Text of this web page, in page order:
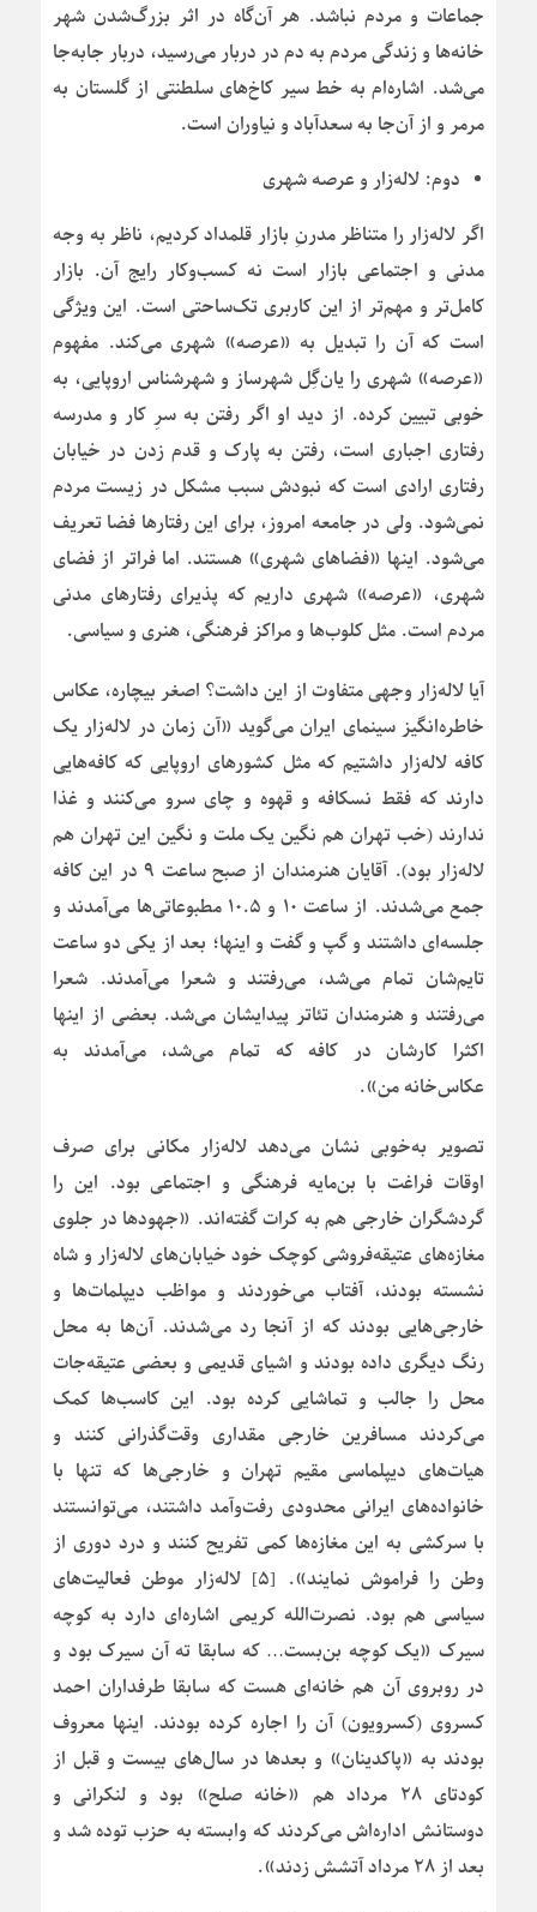
جماعات و مردم نباشد. هر آن‌گاه در اثر بزرگ‌شدن شهر
خانه‌ها و زندگی مردم به دم در دربار می‌رسید، دربار جابه‌جا
می‌شد. اشاره‌ام به خط سیر کاخ‌های سلطنتی از گلستان به
مرمر و از آن‌جا به سعدآباد و نیاوران است.
دوم: لاله‌زار و عرصه شهری
اگر لاله‌زار را متناظر مدرنِ بازار قلمداد کردیم، ناظر به وجه
مدنی و اجتماعی بازار است نه کسب‌وکار رایج آن. بازار
کامل‌تر و مهم‌تر از این کاربری تک‌ساحتی است. این ویژگی
است که آن را تبدیل به «عرصه» شهری می‌کند. مفهوم
«عرصه» شهری را یان‌گِل شهرساز و شهرشناس اروپایی، به
خوبی تبیین کرده. از دید او اگر رفتن به سرِ کار و مدرسه
رفتاری اجباری است، رفتن به پارک و قدم زدن در خیابان
رفتاری ارادی است که نبودش سبب مشکل در زیست مردم
نمی‌شود. ولی در جامعه امروز، برای این رفتارها فضا تعریف
می‌شود. اینها «فضاهای شهری» هستند. اما فراتر از فضای
شهری، «عرصه» شهری داریم که پذیرای رفتارهای مدنی
مردم است. مثل کلوب‌ها و مراکز فرهنگی، هنری و سیاسی.
آیا لاله‌زار وجهی متفاوت از این داشت؟ اصغر بیچاره، عکاس
خاطره‌انگیز سینمای ایران می‌گوید «آن زمان در لاله‌زار یک
کافه لاله‌زار داشتیم که مثل کشورهای اروپایی که کافه‌هایی
دارند که فقط نسکافه و قهوه و چای سرو می‌کنند و غذا
ندارند (خب تهران هم نگین یک ملت و نگین این تهران هم
لاله‌زار بود). آقایان هنرمندان از صبح ساعت ۹ در این کافه
جمع می‌شدند. از ساعت ۱۰ و ۱۰.۵ مطبوعاتی‌ها می‌آمدند و
جلسه‌ای داشتند و گپ و گفت و اینها؛ بعد از یکی دو ساعت
تایم‌شان تمام می‌شد، می‌رفتند و شعرا می‌آمدند. شعرا
می‌رفتند و هنرمندان تئاتر پیدایشان می‌شد. بعضی از اینها
اکثرا کارشان در کافه که تمام می‌شد، می‌آمدند به
عکاس‌خانه من».
تصویر به‌خوبی نشان می‌دهد لاله‌زار مکانی برای صرف
اوقات فراغت با بن‌مایه فرهنگی و اجتماعی بود. این را
گردشگران خارجی هم به کرات گفته‌اند. «جهودها در جلوی
مغازه‌های عتیقه‌فروشی کوچک خود خیابان‌های لاله‌زار و شاه
نشسته بودند، آفتاب می‌خوردند و مواظب دیپلمات‌ها و
خارجی‌هایی بودند که از آنجا رد می‌شدند. آن‌ها به محل
رنگ دیگری داده بودند و اشیای قدیمی و بعضی عتیقه‌جات
محل را جالب و تماشایی کرده بود. این کاسب‌ها کمک
می‌کردند مسافرین خارجی مقداری وقت‌گذرانی کنند و
هیات‌های دیپلماسی مقیم تهران و خارجی‌ها که تنها با
خانواده‌های ایرانی محدودی رفت‌وآمد داشتند، می‌توانستند
با سرکشی به این مغازه‌ها کمی تفریح کنند و درد دوری از
وطن را فراموش نمایند». [۵] لاله‌زار موطن فعالیت‌های
سیاسی هم بود. نصرت‌الله کریمی اشاره‌ای دارد به کوچه
سیرک «یک کوچه بن‌بست… که سابقا ته آن سیرک بود و
در روبروی آن هم خانه‌ای هست که سابقا طرفداران احمد
کسروی (کسرویون) آن را اجاره کرده بودند. اینها معروف
بودند به «پاکدینان» و بعدها در سال‌های بیست و قبل از
کودتای ۲۸ مرداد هم «خانه صلح» بود و لنکرانی و
دوستانش اداره‌اش می‌کردند که وابسته به حزب توده شد و
بعد از ۲۸ مرداد آتشش زدند».